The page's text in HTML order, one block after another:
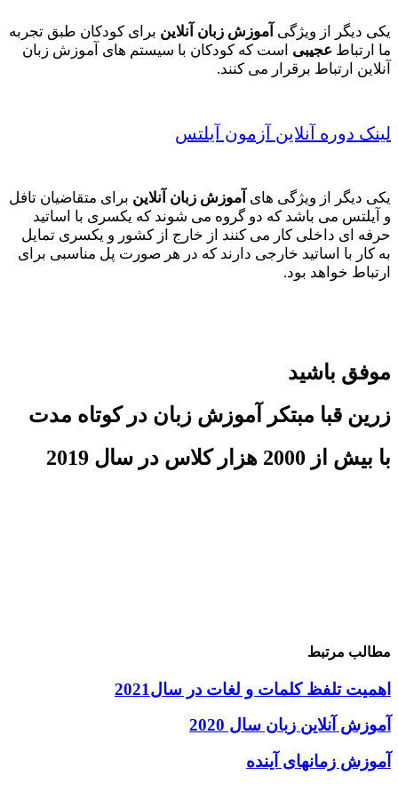
یکی دیگر از ویژگی آموزش زبان آنلاین برای کودکان طبق تجربه
ما ارتباط عجیبی است که کودکان با سیستم های آموزش زبان
آنلاین ارتباط برقرار می کنند.
لینک دوره آنلاین آزمون آیلتس
یکی دیگر از ویژگی های آموزش زبان آنلاین برای متقاضیان تافل
و آیلتس می باشد که دو گروه می شوند که یکسری با اساتید
حرفه ای داخلی کار می کنند از خارج از کشور و یکسری تمایل
به کار با اساتید خارجی دارند که در هر صورت پل مناسبی برای
ارتباط خواهد بود.
موفق باشید
زرین قبا مبتکر آموزش زبان در کوتاه مدت
با بیش از 2000 هزار کلاس در سال 2019
مطالب مرتبط
اهمیت تلفظ کلمات و لغات در سال2021
آموزش آنلاین زبان سال 2020
آموزش زمانهای آینده